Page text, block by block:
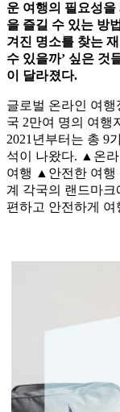
운 여행의 필요성
을 즐길 수 있는 방
겨진 명소를 찾는
수 있을까’ 싶은 것
이 달라졌다.
글로벌 온라인 여행
국 2만여 명의 여행
2021년부터는 총 9
석이 나왔다. ▲온
여행 ▲안전한 여행
계 각국의 랜드마크
편하고 안전하게